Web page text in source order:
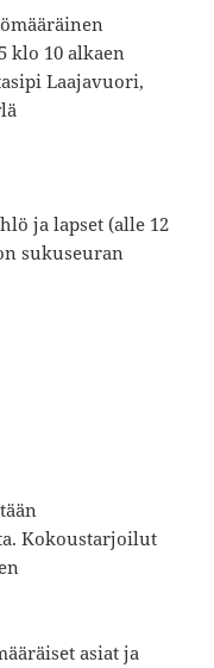
klo 10 alkaen
Laajavuori,
ja lapset (alle 12
sukuseuran
Kokoustarjoilut
asiat ja